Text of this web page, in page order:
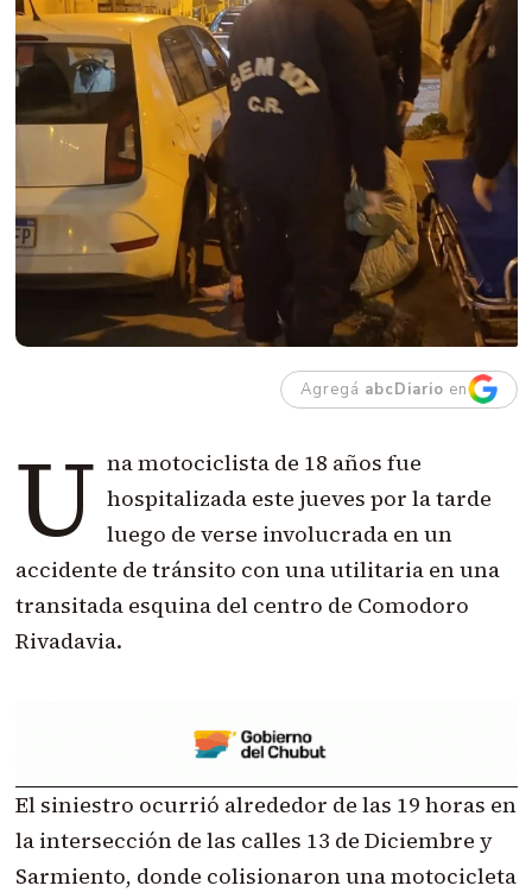
Agregá abcDiario en
U na motociclista de 18 años fue
hospitalizada este jueves por la tarde
luego de verse involucrada en un
accidente de tránsito con una utilitaria en una
transitada esquina del centro de Comodoro
Rivadavia.
El siniestro ocurrió alrededor de las 19 horas en
la intersección de las calles 13 de Diciembre y
Sarmiento, donde colisionaron una motocicleta